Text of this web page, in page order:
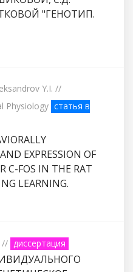
"ГЕНОТИП.
Y.I. //
Physiology статья в
EXPRESSION OF
C-FOS IN THE RAT
LEARNING.
// диссертация